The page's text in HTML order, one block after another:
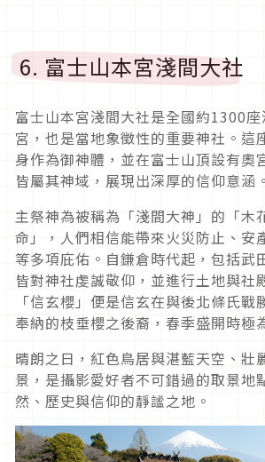
6. 富士山本宮淺間大社
富士山本宮淺間大社是全國約1300
宮，也是當地象徵性的重要神社。這
身作為御神體，並在富士山頂設有奧
皆屬其神域，展現出深厚的信仰意涵。
主祭神為被稱為「淺間大神」的「木
命」，人們相信能帶來火災防止、安
等多項庇佑。自鎌倉時代起，包括武
皆對神社虔誠敬仰，並進行土地與社
「信玄櫻」便是信玄在與後北條氏戰
奉納的枝垂櫻之後裔，春季盛開時極
晴朗之日，紅色鳥居與湛藍天空、壯
景，是攝影愛好者不可錯過的取景地
然、歷史與信仰的靜謐之地。